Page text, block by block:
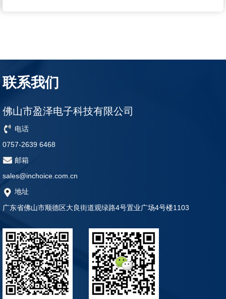
联系我们
佛山市盈泽电子科技有限公司
电话
0757-2639 6468
邮箱
sales@inchoice.com.cn
地址
广东省佛山市顺德区大良街道观绿路4号置业广场4号楼1103